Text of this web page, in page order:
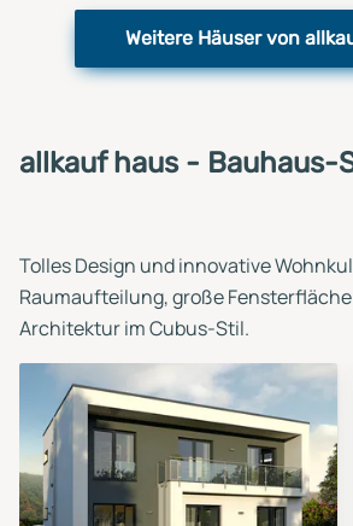
Weitere Häuser von
allkauf haus - Bauhaus-
Tolles Design und innovative
Raumaufteilung, große
Architektur im Cubus-Stil.